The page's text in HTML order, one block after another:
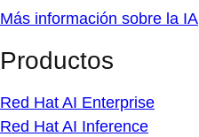
Más información sobre la IA
Productos
Red Hat AI Enterprise
Red Hat AI Inference